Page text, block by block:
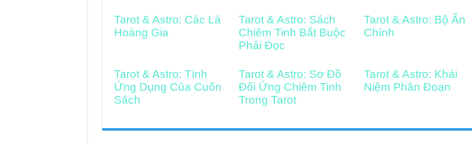
Tarot & Astro: Các Lá
Hoàng Gia
Tarot & Astro: Sách
Chiêm Tinh Bắt Buộc
Phải Đọc
Tarot & Astro: Bộ Ẩn
Chính
Tarot & Astro: Tính
Ứng Dụng Của Cuốn
Sách
Tarot & Astro: Sơ Đồ
Đối Ứng Chiêm Tinh
Trong Tarot
Tarot & Astro: Khái
Niệm Phân Đoạn